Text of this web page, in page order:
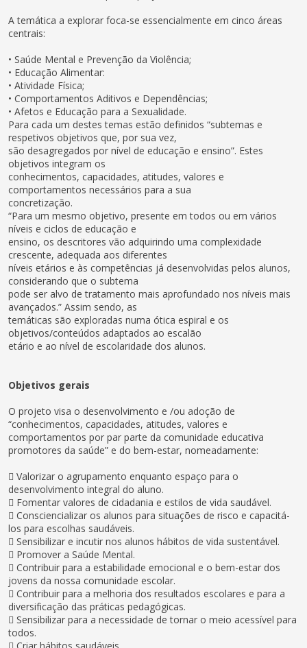
A temática a explorar foca-se essencialmente em cinco áreas
centrais:
• Saúde Mental e Prevenção da Violência;
• Educação Alimentar:
• Atividade Física;
• Comportamentos Aditivos e Dependências;
• Afetos e Educação para a Sexualidade.
Para cada um destes temas estão definidos “subtemas e
respetivos objetivos que, por sua vez,
são desagregados por nível de educação e ensino”. Estes
objetivos integram os
conhecimentos, capacidades, atitudes, valores e
comportamentos necessários para a sua
concretização.
“Para um mesmo objetivo, presente em todos ou em vários
níveis e ciclos de educação e
ensino, os descritores vão adquirindo uma complexidade
crescente, adequada aos diferentes
níveis etários e às competências já desenvolvidas pelos alunos,
considerando que o subtema
pode ser alvo de tratamento mais aprofundado nos níveis mais
avançados.” Assim sendo, as
temáticas são exploradas numa ótica espiral e os
objetivos/conteúdos adaptados ao escalão
etário e ao nível de escolaridade dos alunos.
Objetivos gerais
O projeto visa o desenvolvimento e /ou adoção de
“conhecimentos, capacidades, atitudes, valores e
comportamentos por par parte da comunidade educativa
promotores da saúde” e do bem-estar, nomeadamente:
 Valorizar o agrupamento enquanto espaço para o
desenvolvimento integral do aluno.
 Fomentar valores de cidadania e estilos de vida saudável.
 Consciencializar os alunos para situações de risco e capacitá-
los para escolhas saudáveis.
 Sensibilizar e incutir nos alunos hábitos de vida sustentável.
 Promover a Saúde Mental.
 Contribuir para a estabilidade emocional e o bem-estar dos
jovens da nossa comunidade escolar.
 Contribuir para a melhoria dos resultados escolares e para a
diversificação das práticas pedagógicas.
 Sensibilizar para a necessidade de tornar o meio acessível para
todos.